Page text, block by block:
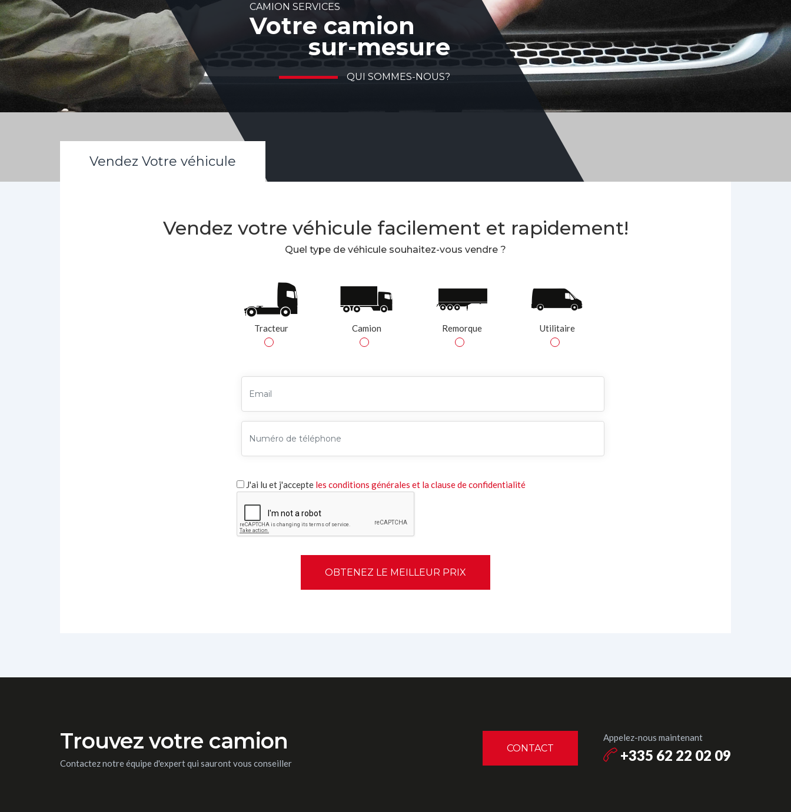
CAMION SERVICES
Votre camion
sur-mesure
QUI SOMMES-NOUS?
Vendez Votre véhicule
Vendez votre véhicule facilement et rapidement!
Quel type de véhicule souhaitez-vous vendre ?
Tracteur Camion Remorque Utilitaire
J'ai lu et j'accepte les conditions générales et la clause de confidentialité
Trouvez votre camion
Contactez notre équipe d'expert qui sauront vous conseiller
CONTACT
Appelez-nous maintenant
+335 62 22 02 09